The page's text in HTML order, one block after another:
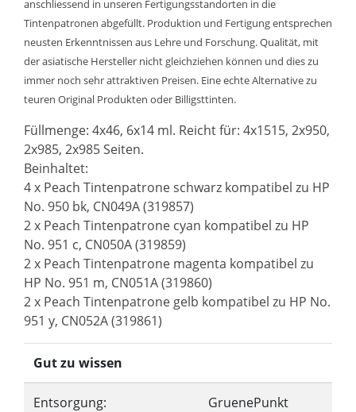
anschliessend in unseren Fertigungsstandorten in die
Tintenpatronen abgefüllt. Produktion und Fertigung entsprechen
neusten Erkenntnissen aus Lehre und Forschung. Qualität, mit
der asiatische Hersteller nicht gleichziehen können und dies zu
immer noch sehr attraktiven Preisen. Eine echte Alternative zu
teuren Original Produkten oder Billigsttinten.
Füllmenge: 4x46, 6x14 ml. Reicht für: 4x1515, 2x950,
2x985, 2x985 Seiten.
Beinhaltet:
4 x Peach Tintenpatrone schwarz kompatibel zu HP
No. 950 bk, CN049A (319857)
2 x Peach Tintenpatrone cyan kompatibel zu HP
No. 951 c, CN050A (319859)
2 x Peach Tintenpatrone magenta kompatibel zu
HP No. 951 m, CN051A (319860)
2 x Peach Tintenpatrone gelb kompatibel zu HP No.
951 y, CN052A (319861)
Gut zu wissen
Entsorgung: GruenePunkt